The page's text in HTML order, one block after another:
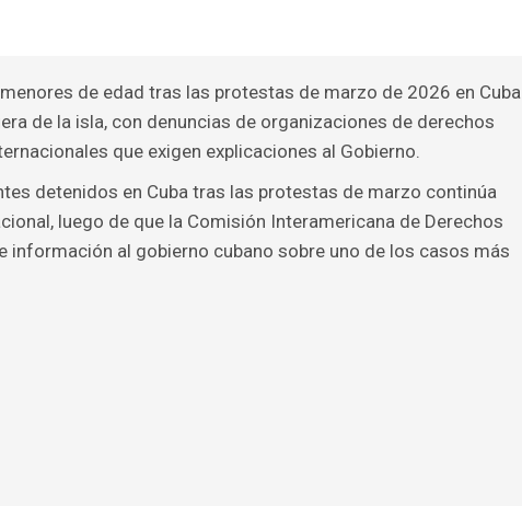
de edad tras las protestas de marzo de 2026 en Cuba
de la isla, con denuncias de organizaciones de derechos
que exigen explicaciones al Gobierno.
detenidos en Cuba tras las protestas de marzo continúa
luego de que la Comisión Interamericana de Derechos
al gobierno cubano sobre uno de los casos más